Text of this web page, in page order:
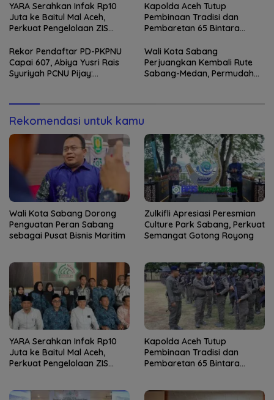
YARA Serahkan Infak Rp10
Juta ke Baitul Mal Aceh,
Perkuat Pengelolaan ZIS
Kapolda Aceh Tutup
Pembinaan Tradisi dan
Pembaretan 65 Bintara
Rekor Pendaftar PD-PKPNU
Capai 607, Abiya Yusri Rais
Syuriyah PCNU Pijay:
Wali Kota Sabang
Perjuangkan Kembali Rute
Sabang-Medan, Permudah
Rekomendasi untuk kamu
Wali Kota Sabang Dorong
Penguatan Peran Sabang
sebagai Pusat Bisnis Maritim
Zulkifli Apresiasi Peresmian
Culture Park Sabang, Perkuat
Semangat Gotong Royong
YARA Serahkan Infak Rp10
Juta ke Baitul Mal Aceh,
Perkuat Pengelolaan ZIS
Kapolda Aceh Tutup
Pembinaan Tradisi dan
Pembaretan 65 Bintara